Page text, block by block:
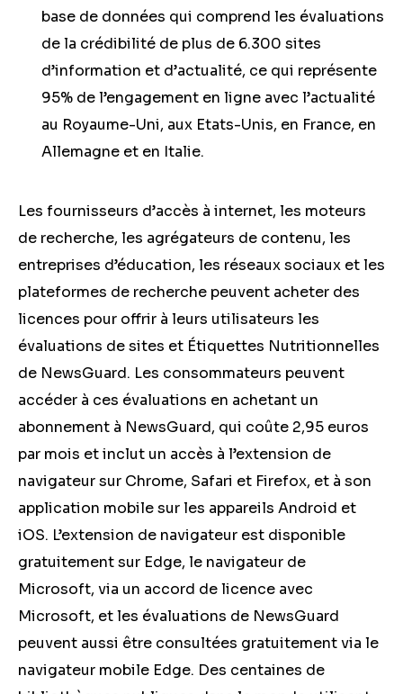
base de données qui comprend les évaluations
de la crédibilité de plus de 6.300 sites
d’information et d’actualité, ce qui représente
95% de l’engagement en ligne avec l’actualité
au Royaume-Uni, aux Etats-Unis, en France, en
Allemagne et en Italie.
Les fournisseurs d’accès à internet, les moteurs
de recherche, les agrégateurs de contenu, les
entreprises d’éducation, les réseaux sociaux et les
plateformes de recherche peuvent acheter des
licences pour offrir à leurs utilisateurs les
évaluations de sites et Étiquettes Nutritionnelles
de NewsGuard. Les consommateurs peuvent
accéder à ces évaluations en achetant un
abonnement à NewsGuard, qui coûte 2,95 euros
par mois et inclut un accès à l’extension de
navigateur sur Chrome, Safari et Firefox, et à son
application mobile sur les appareils Android et
iOS. L’extension de navigateur est disponible
gratuitement sur Edge, le navigateur de
Microsoft, via un accord de licence avec
Microsoft, et les évaluations de NewsGuard
peuvent aussi être consultées gratuitement via le
navigateur mobile Edge. Des centaines de